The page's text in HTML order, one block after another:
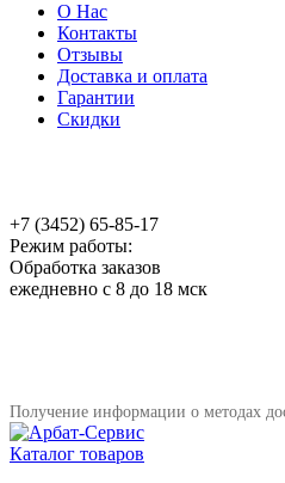
О Нас
Контакты
Отзывы
Доставка и оплата
Гарантии
Скидки
+7 (3452) 65-85-17
Режим работы:
Обработка заказов
ежедневно с 8 до 18 мск
Получение информации о методах
Каталог товаров